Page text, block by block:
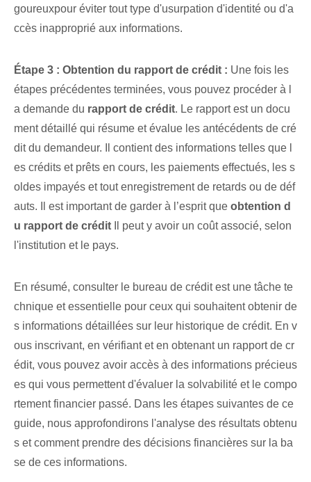
goureux⁢pour éviter tout type d'usurpation d'identité ⁣ou d'a
ccès inapproprié aux ⁣informations.
Étape 3 : Obtention du rapport de crédit : Une fois les
étapes précédentes terminées, vous pouvez procéder à l
a demande du rapport de crédit. Le rapport est un docu
ment détaillé qui résume et évalue les antécédents de cré
dit du demandeur. Il contient des informations telles que l
es crédits et prêts en cours, les paiements effectués, les s
oldes impayés et tout enregistrement de retards ou de déf
auts. Il est ⁢important⁤ de garder à l’esprit que⁢ obtention‌ d
u rapport de crédit Il peut y avoir un coût associé, selon
l'institution et le pays.
En résumé, consulter le bureau de crédit est une tâche te
chnique et essentielle pour ceux qui souhaitent obtenir de
s informations détaillées sur leur historique de crédit. En v
ous inscrivant, en vérifiant et en obtenant un rapport de cr
édit, vous pouvez avoir accès à des informations précieus
es qui vous permettent d'évaluer la solvabilité et le compo
rtement financier passé. Dans les étapes suivantes de ce
guide, nous approfondirons l'analyse des résultats obtenu
s et comment prendre des décisions financières sur la ba
se de ces informations.